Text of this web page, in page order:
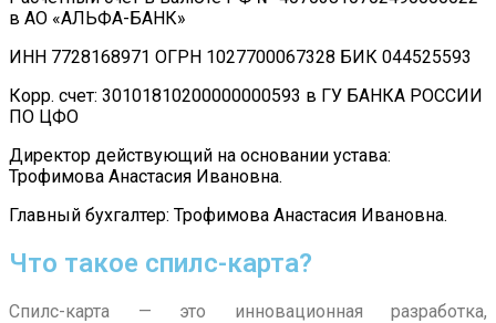
в АО «АЛЬФА-БАНК»
ИНН 7728168971 ОГРН 1027700067328 БИК 044525593
Корр. счет: 30101810200000000593 в ГУ БАНКА РОССИИ
ПО ЦФО
Директор действующий на основании устава:
Трофимова Анастасия Ивановна.
Главный бухгалтер: Трофимова Анастасия Ивановна.
Что такое спилс-карта?
Спилс-карта — это инновационная разработка,